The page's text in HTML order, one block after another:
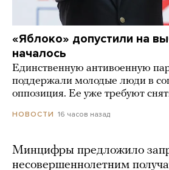
«Яблоко» допустили на
началось
Единственную антивоенную
поддержали молодые люди в
оппозиция. Ее уже требуют
НОВОСТИ 16 часов назад
Минцифры предложило
несовершеннолетним